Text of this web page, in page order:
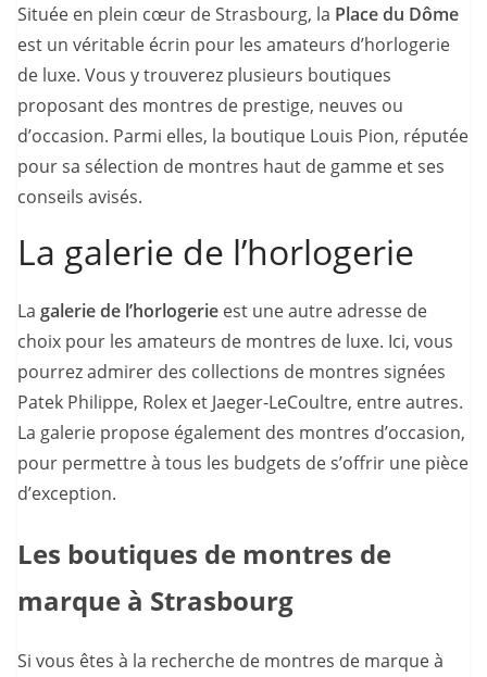
Située en plein cœur de Strasbourg, la Place du Dôme
est un véritable écrin pour les amateurs d’horlogerie
de luxe. Vous y trouverez plusieurs boutiques
proposant des montres de prestige, neuves ou
d’occasion. Parmi elles, la boutique Louis Pion, réputée
pour sa sélection de montres haut de gamme et ses
conseils avisés.
La galerie de l’horlogerie
La galerie de l’horlogerie est une autre adresse de
choix pour les amateurs de montres de luxe. Ici, vous
pourrez admirer des collections de montres signées
Patek Philippe, Rolex et Jaeger-LeCoultre, entre autres.
La galerie propose également des montres d’occasion,
pour permettre à tous les budgets de s’offrir une pièce
d’exception.
Les boutiques de montres de
marque à Strasbourg
Si vous êtes à la recherche de montres de marque à